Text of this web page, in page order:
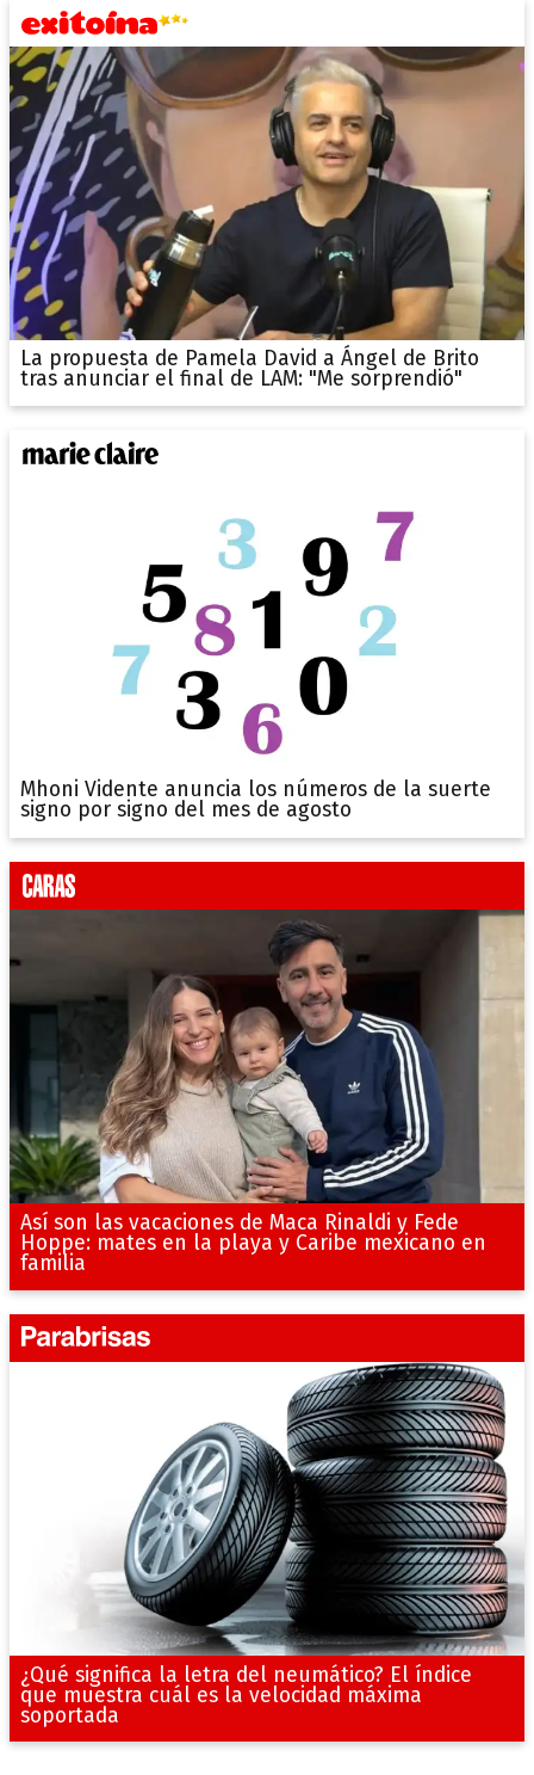
La propuesta de Pamela David a Ángel de Brito
tras anunciar el final de LAM: "Me sorprendió"
Mhoni Vidente anuncia los números de la suerte
signo por signo del mes de agosto
Así son las vacaciones de Maca Rinaldi y Fede
Hoppe: mates en la playa y Caribe mexicano en
familia
¿Qué significa la letra del neumático? El índice
que muestra cuál es la velocidad máxima
soportada